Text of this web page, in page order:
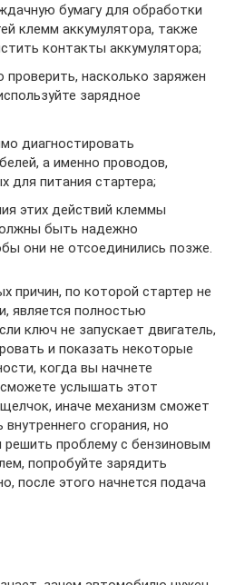
бумагу для обработки
клемм аккумулятора, также
контакты аккумулятора;
проверить, насколько заряжен
зарядное
диагностировать
а именно проводов,
для питания стартера;
этих действий клеммы
быть надежно
они не отсоединились позже.
причин, по которой стартер не
является полностью
ключ не запускает двигатель,
и показать некоторые
когда вы начнете
услышать этот
иначе механизм сможет
сгорания, но
проблему с бензиновым
попробуйте зарядить
после этого начнется подача